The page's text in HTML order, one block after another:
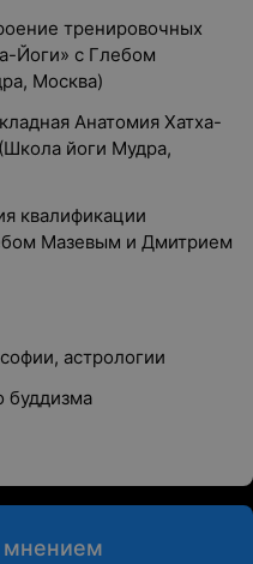
тренировочных
Йоги» с Глебом
Москва)
Анатомия Хатха-
йоги Мудра,
квалификации
Мазевым и Дмитрием
астрологии
буддизма
мнением